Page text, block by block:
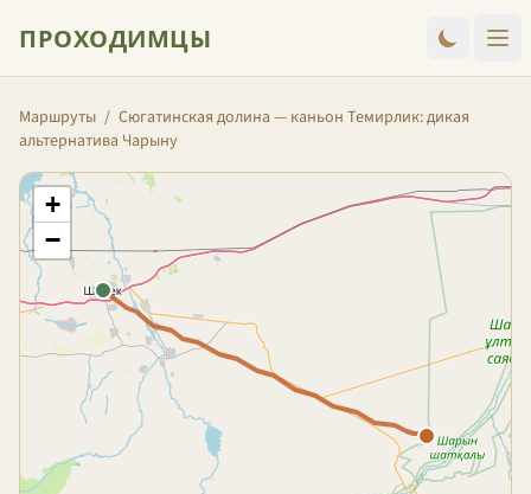
ПРОХОДИМЦЫ
Маршруты / Сюгатинская долина — каньон Темирлик: дикая
альтернатива Чарыну
+
−